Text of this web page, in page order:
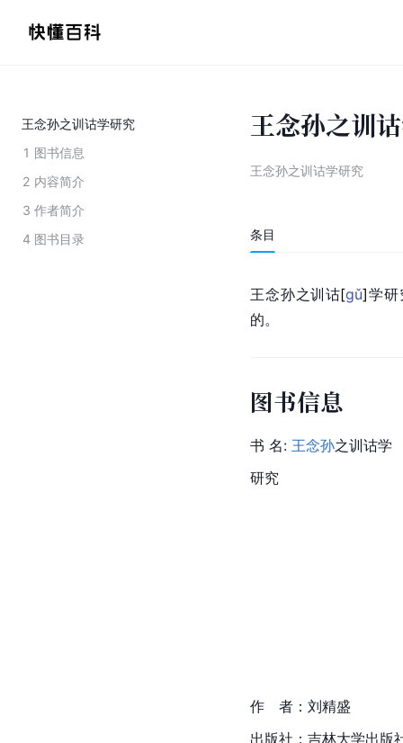
王念孙之训诂学研究
1 图书信息
2 内容简介
3 作者简介
4 图书目录
王念孙之训
王念孙之训诂学研究
条目
王念孙之训诂[gǔ]学研
的。
图书信息
书 名: 王念孙之训诂学
研究
作　者：刘精盛
出版社：吉林大学出版